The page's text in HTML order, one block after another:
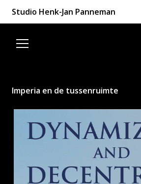
Studio Henk-Jan Panneman
Imperia en de tussenruimte